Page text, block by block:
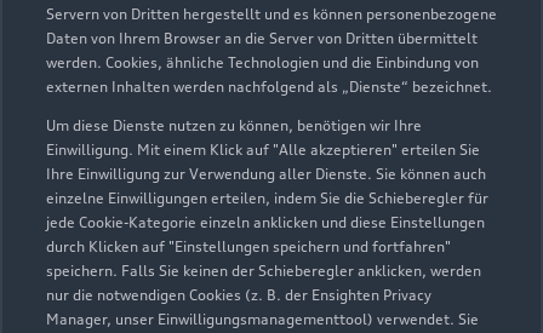
Servern von Dritten hergestellt und es können personenbezogene
Daten von Ihrem Browser an die Server von Dritten übermittelt
werden. Cookies, ähnliche Technologien und die Einbindung von
externen Inhalten werden nachfolgend als „Dienste“ bezeichnet.
Um diese Dienste nutzen zu können, benötigen wir Ihre
Einwilligung. Mit einem Klick auf "Alle akzeptieren" erteilen Sie
Ihre Einwilligung zur Verwendung aller Dienste. Sie können auch
einzelne Einwilligungen erteilen, indem Sie die Schieberegler für
jede Cookie-Kategorie einzeln anklicken und diese Einstellungen
durch Klicken auf "Einstellungen speichern und fortfahren"
speichern. Falls Sie keinen der Schieberegler anklicken, werden
nur die notwendigen Cookies (z. B. der Ensighten Privacy
Manager, unser Einwilligungsmanagementtool) verwendet. Sie
04921 97800
schwarte.emden@nowag.com
Kontaktdaten herunterladen
Öffnungszeiten